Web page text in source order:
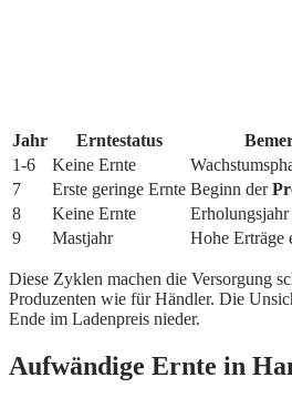
Jahr Erntestatus
1-6
Keine Ernte
7
Erste geringe Ernte Beginn der
8
Keine Ernte
Erholungsjahr
9
Mastjahr Hohe Erträge
Diese Zyklen machen die Versorgung
Produzenten wie für Händler. Die
Ende im Ladenpreis nieder.
Aufwändige Ernte in